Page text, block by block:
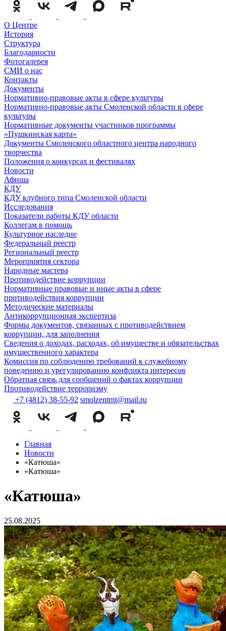
О Центре
История
Структура
Благодарности
Фотогалерея
СМИ о нас
Контакты
Документы
Нормативно-правовые акты в сфере культуры
Нормативно-правовые акты Смоленской области в сфере
культуры
Нормативные документы участников программы
«Пушкинская карта»
Документы Смоленского областного центра народного
творчества
Положения о конкурсах и фестивалях
Новости
Афиша
КДУ
КДУ клубного типа Смоленской области
Исследования
Показатели работы КДУ области
Коллегам в помощь
Культурное наследие
Федеральный реестр
Региональный реестр
Мероприятия сектора
Народные мастера
Противодействие коррупции
Нормативные правовые и иные акты в сфере
противодействия коррупции
Методические материалы
Антикоррупционная экспертиза
Формы документов, связанных с противодействием
коррупции, для заполнения
Сведения о доходах, расходах, об имуществе и обязательствах
имущественного характера
Комиссия по соблюдению требований к служебному
поведению и урегулированию конфликта интересов
Обратная связь для сообщений о фактах коррупции
Противодействие терроризму
+7 (4812) 38-55-92 smolzentrnt@mail.ru
Главная
Новости
«Катюша»
«Катюша»
«Катюша»
25.08.2025